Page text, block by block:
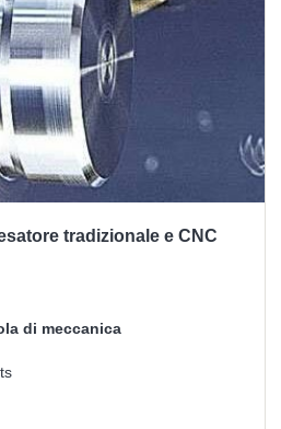
tradizionale e CNC
di meccanica